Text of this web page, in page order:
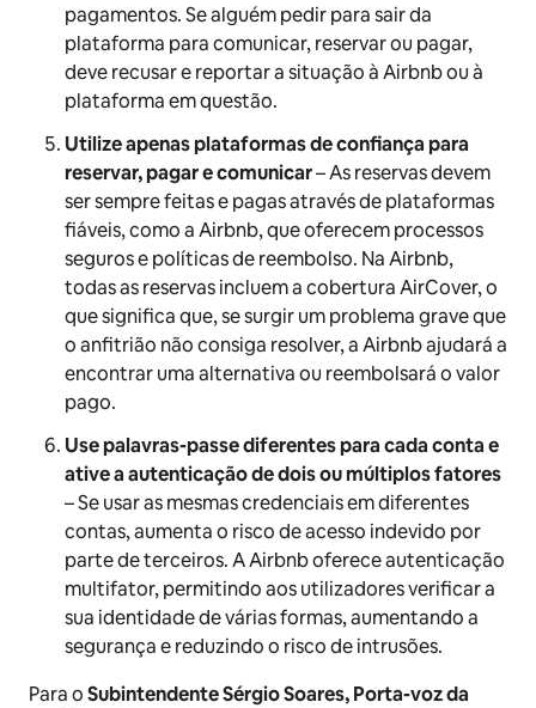
pagamentos. Se alguém pedir para sair da
plataforma para comunicar, reservar ou pagar,
deve recusar e reportar a situação à Airbnb ou à
plataforma em questão.
Utilize apenas plataformas de confiança para
reservar, pagar e comunicar– As reservas devem
ser sempre feitas e pagas através de plataformas
fiáveis, como a Airbnb, que oferecem processos
seguros e políticas de reembolso. Na Airbnb,
todas as reservas incluem a cobertura AirCover, o
que significa que, se surgir um problema grave que
o anfitrião não consiga resolver, a Airbnb ajudará a
encontrar uma alternativa ou reembolsará o valor
pago.
Use palavras-passe diferentes para cada conta e
ative a autenticação de dois ou múltiplos fatores
– Se usar as mesmas credenciais em diferentes
contas, aumenta o risco de acesso indevido por
parte de terceiros. A Airbnb oferece autenticação
multifator, permitindo aos utilizadores verificar a
sua identidade de várias formas, aumentando a
segurança e reduzindo o risco de intrusões.
Para oSubintendente Sérgio Soares, Porta-voz da